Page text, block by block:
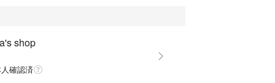
shop
確認済